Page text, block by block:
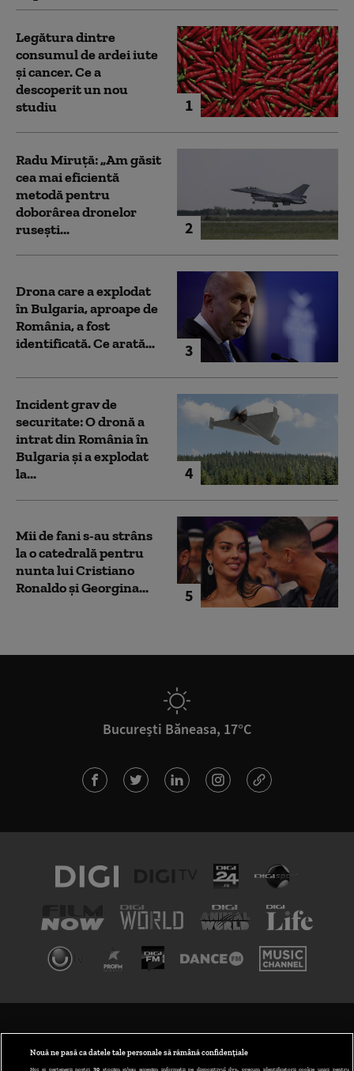
1
Legătura dintre
consumul de ardei iute
și cancer. Ce a
descoperit un nou
studiu
2
Radu Miruță: „Am găsit
cea mai eficientă
metodă pentru
doborârea dronelor
rusești...
3
Drona care a explodat
în Bulgaria, aproape de
România, a fost
identificată. Ce arată...
4
Incident grav de
securitate: O dronă a
intrat din România în
Bulgaria şi a explodat
la...
5
Mii de fani s-au strâns
la o catedrală pentru
nunta lui Cristiano
Ronaldo şi Georgina...
București Băneasa, 17°C
Nouă ne pasă ca datele tale personale să rămână confidențiale
Noi și partenerii noștri 30stocăm și/sau accesăm informații pe dispozitivul dvs., precum identificatorii cookie unici pentru